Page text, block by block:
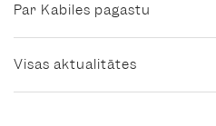
Par Kabiles pagastu
Visas aktualitātes